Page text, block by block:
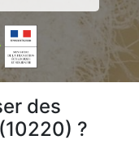
des
?